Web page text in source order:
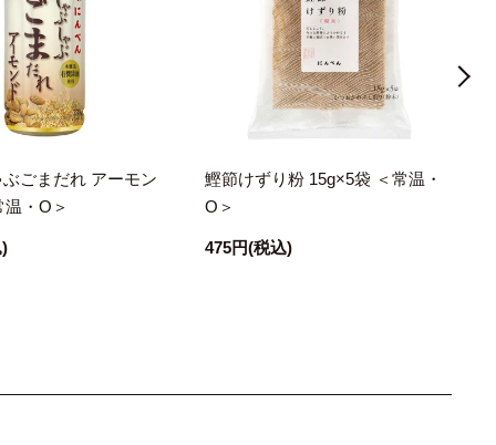
ごまだれ アーモン
・O＞
鰹節けずり粉 15g×5袋 ＜常温・
O＞
475円(税込)